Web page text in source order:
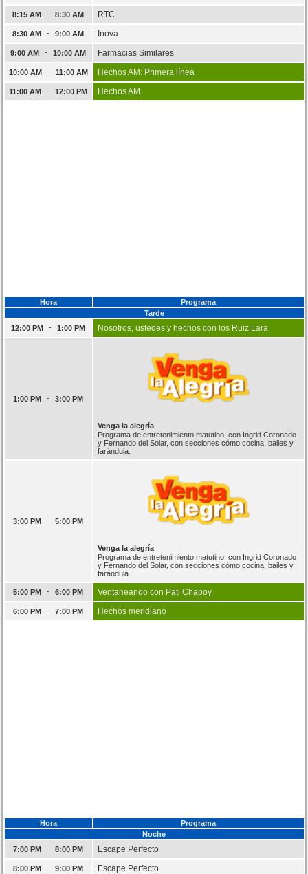
8:15 AM - 8:30 AM RTC
8:30 AM - 9:00 AM Inova
9:00 AM - 10:00 AM Farmacias Similares
10:00 AM - 11:00 AM Hechos AM: Primera línea
11:00 AM - 12:00 PM Hechos AM
Hora
Programa
Tarde
12:00 PM
- 1:00 PM Nosotros, ustedes y hechos con los Ruiz Lara
1:00 PM - 3:00 PM
Venga la alegría
Programa de entretenimiento matutino, con Ingrid Coronado
y Fernando del Solar, con secciones cómo cocina, bailes y
farándula.
3:00 PM - 5:00 PM
Venga la alegría
Programa de entretenimiento matutino, con Ingrid Coronado
y Fernando del Solar, con secciones cómo cocina, bailes y
farándula.
5:00 PM - 6:00 PM Ventaneando con Pati Chapoy
6:00 PM - 7:00 PM Hechos meridiano
Hora
Programa
Noche
7:00 PM
- 8:00 PM Escape Perfecto
8:00 PM - 9:00 PM Escape Perfecto